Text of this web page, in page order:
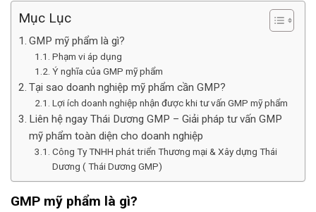
Mục Lục
GMP mỹ phẩm là gì?
Phạm vi áp dụng
Ý nghĩa của GMP mỹ phẩm
Tại sao doanh nghiệp mỹ phẩm cần GMP?
Lợi ích doanh nghiệp nhận được khi tư vấn GMP mỹ phẩm
Liên hệ ngay Thái Dương GMP – Giải pháp tư vấn GMP
mỹ phẩm toàn diện cho doanh nghiệp
Công Ty TNHH phát triển Thương mại & Xây dựng Thái
Dương ( Thái Dương GMP)
GMP mỹ phẩm là gì?